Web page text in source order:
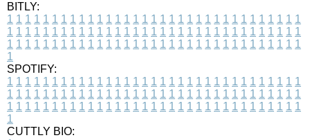
BITLY:
1 1 1 1 1 1 1 1 1 1 1 1 1 1 1 1 1 1 1 1 1 1 1 1 1 1 1 1 1 1 1 1 1
1 1 1 1 1 1 1 1 1 1 1 1 1 1 1 1 1 1 1 1 1 1 1 1 1 1 1 1 1 1 1 1 1
1 1 1 1 1 1 1 1 1 1 1 1 1 1 1 1 1 1 1 1 1 1 1 1 1 1 1 1 1 1 1 1 1
1
SPOTIFY:
1 1 1 1 1 1 1 1 1 1 1 1 1 1 1 1 1 1 1 1 1 1 1 1 1 1 1 1 1 1 1 1 1
1 1 1 1 1 1 1 1 1 1 1 1 1 1 1 1 1 1 1 1 1 1 1 1 1 1 1 1 1 1 1 1 1
1 1 1 1 1 1 1 1 1 1 1 1 1 1 1 1 1 1 1 1 1 1 1 1 1 1 1 1 1 1 1 1 1
1
CUTTLY BIO: